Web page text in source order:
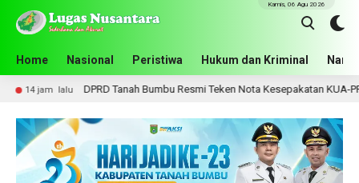
Home Nasional Peristiwa Hukum dan Kriminal
Kamis, 06 Agu 2026
14 jam lalu DPRD Tanah Bumbu Resmi Teken Nota Kesepakatan KUA-